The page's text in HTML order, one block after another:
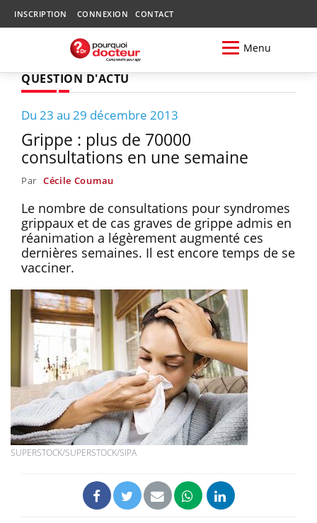
INSCRIPTION CONNEXION CONTACT
Menu
QUESTION D'ACTU
Du 23 au 29 décembre 2013
Grippe : plus de 70000
consultations en une semaine
Par Cécile Coumau
Le nombre de consultations pour syndromes
grippaux et de cas graves de grippe admis en
réanimation a légèrement augmenté ces
dernières semaines. Il est encore temps de se
vacciner.
SUPERSTOCK/SUPERSTOCK/SIPA